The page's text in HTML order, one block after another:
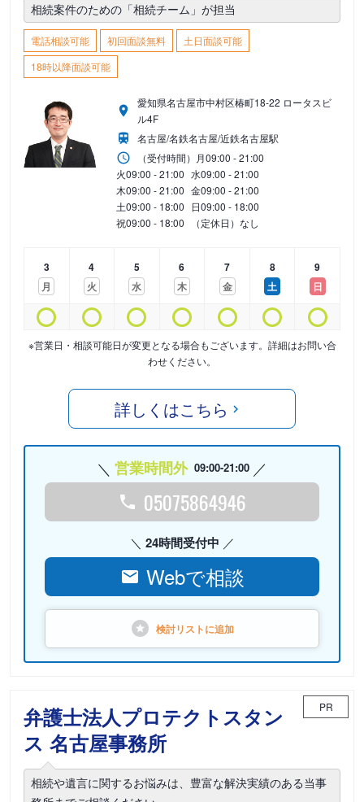
相続案件のための「相続チーム」が担当
電話相談可能 初回面談無料
土日面談可能
18時以降面談可能
愛知県名古屋市中村区椿町18-22 ロータスビ
ル4F
名古屋/名鉄名古屋/近鉄名古屋駅
（受付時間） 月09:00 - 21:00
火09:00 - 21:00 水09:00 - 21:00
木09:00 - 21:00 金09:00 - 21:00
土09:00 - 18:00 日09:00 - 18:00
祝09:00 - 18:00 （定休日）なし
3
月
4
火
5
水
6
木
7
金
8
土
9
日
※営業日・相談可能日が変更となる場合もございます。詳細はお問い合
わせください。
詳しくはこちら
営業時間外 09:00-21:00
05075864946
24時間受付中
Webで相談
検討リストに追加
弁護士法人プロテクトスタン
ス 名古屋事務所
PR
相続や遺言に関するお悩みは、豊富な解決実績のある当事